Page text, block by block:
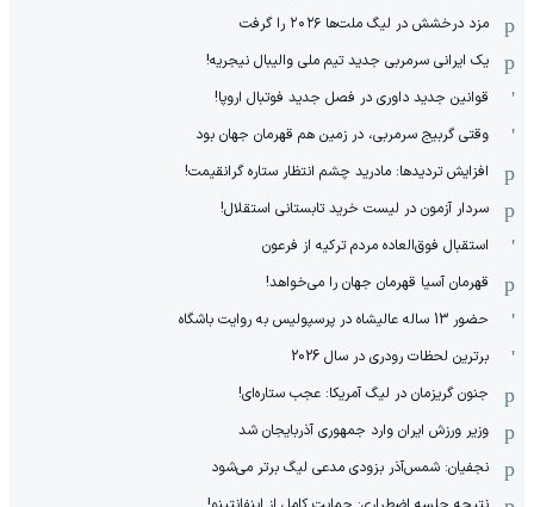
مزد درخشش در لیگ ملت‌ها ٢٠٢۶ را گرفت
یک ایرانی سرمربی جدید تیم ملی والیبال نیجریه!
قوانین جدید داوری در فصل جدید فوتبال اروپا!
وقتی گربیج سرمربی، در زمین هم قهرمان جهان بود
افزایش تردیدها: مادرید چشم انتظار ستاره گرانقیمت!
سردار آزمون در لیست خرید تابستانی استقلال!
استقبال فوق‌‌العاده مردم ترکیه از فرعون
قهرمان آسیا قهرمان جهان را می‌خواهد!
حضور 13 ساله عالیشاه در پرسپولیس به روایت باشگاه
برترین لحظات رودری در سال 2026
جنون گریزمان در لیگ آمریکا: عجب ستاره‌ای!
وزیر ورزش ایران وارد جمهوری آذربایجان شد
نجفیان: شمس‌آذر بزودی مدعی لیگ برتر می‌شود